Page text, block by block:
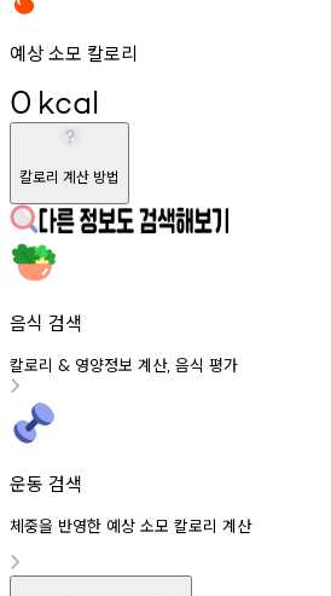
예상 소모 칼로리
0 kcal
칼로리 계산 방법
음식 검색
칼로리 & 영양정보 계산, 음식 평가
운동 검색
체중을 반영한 예상 소모 칼로리 계산